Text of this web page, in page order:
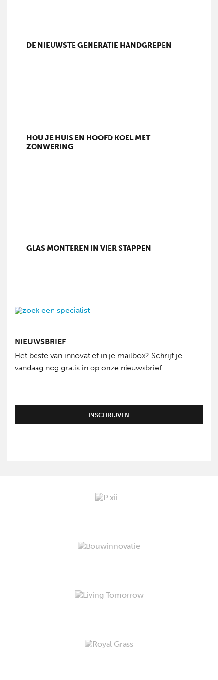
DE NIEUWSTE GENERATIE HANDGREPEN
HOU JE HUIS EN HOOFD KOEL MET
ZONWERING
GLAS MONTEREN IN VIER STAPPEN
NIEUWSBRIEF
Het beste van innovatief in je mailbox? Schrijf je
vandaag nog gratis in op onze nieuwsbrief.